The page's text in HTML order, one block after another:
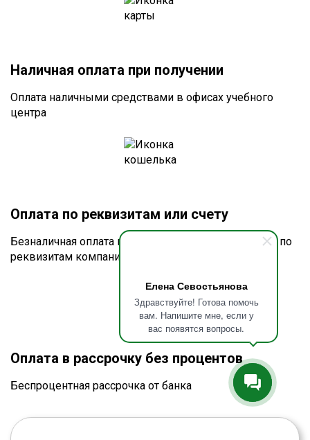
Елена Севостьянова
Здравствуйте! Готова помочь
вам. Напишите мне, если у
вас появятся вопросы.
Наличная оплата при получении
Оплата наличными средствами в офисах учебного
центра
Оплата по реквизитам или счету
Безналичная оплата по счёту для юридических лиц по
реквизитам компании
Оплата в рассрочку без процентов
Беспроцентная рассрочка от банка